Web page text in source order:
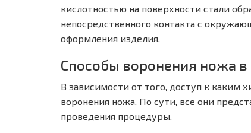
кислотностью на поверхности стали
непосредственного контакта с
оформления изделия.
Способы воронения ножа
В зависимости от того, доступ к каким
воронения ножа. По сути, все они
проведения процедуры.